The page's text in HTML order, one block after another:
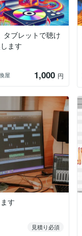
タブレットで聴け
ます
屋
1,000 円
す
見積り必須